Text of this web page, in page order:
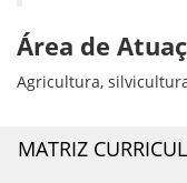
Área de
Agricultura,
MATRIZ